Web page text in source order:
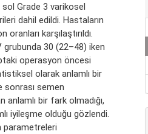
sol Grade 3 varikosel
dahil edildi. Hastaların
karşılaştırıldı.
grubunda 30 (22–48) iken
operasyon öncesi
olarak anlamlı bir
sonrası semen
bir fark olmadığı,
iyileşme olduğu gözlendi.
parametreleri